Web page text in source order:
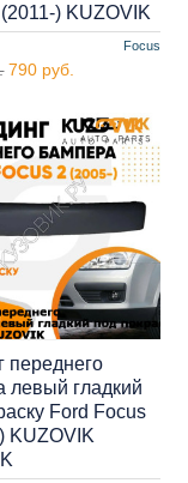
Focus
) KUZOVIK
790 руб.
переднего
левый гладкий
Ford Focus
KUZOVIK